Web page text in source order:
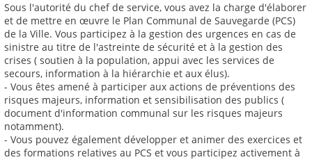
Sous l'autorité du chef de service, vous avez la charge d'élaborer
et de mettre en œuvre le Plan Communal de Sauvegarde (PCS)
de la Ville. Vous participez à la gestion des urgences en cas de
sinistre au titre de l'astreinte de sécurité et à la gestion des
crises ( soutien à la population, appui avec les services de
secours, information à la hiérarchie et aux élus).
- Vous êtes amené à participer aux actions de préventions des
risques majeurs, information et sensibilisation des publics (
document d'information communal sur les risques majeurs
notamment).
- Vous pouvez également développer et animer des exercices et
des formations relatives au PCS et vous participez activement à